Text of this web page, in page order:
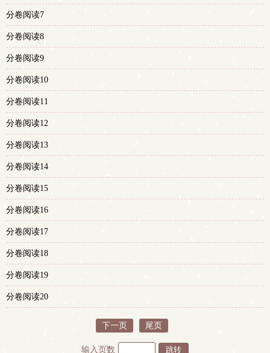
分卷阅读7
分卷阅读8
分卷阅读9
分卷阅读10
分卷阅读11
分卷阅读12
分卷阅读13
分卷阅读14
分卷阅读15
分卷阅读16
分卷阅读17
分卷阅读18
分卷阅读19
分卷阅读20
下一页 尾页
输入页数